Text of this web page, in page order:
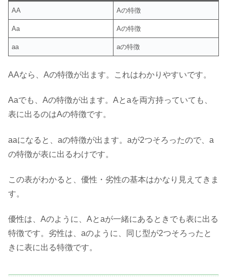
AA Aの特徴
Aa Aの特徴
aa aの特徴
AAなら、Aの特徴が出ます。これはわかりやすいです。
Aaでも、Aの特徴が出ます。Aとaを両方持っていても、
表に出るのはAの特徴です。
aaになると、aの特徴が出ます。aが2つそろったので、a
の特徴が表に出るわけです。
この表がわかると、優性・劣性の基本はかなり見えてきま
す。
優性は、Aのように、Aとaが一緒にあるときでも表に出る
特徴です。劣性は、aのように、同じ型が2つそろったと
きに表に出る特徴です。